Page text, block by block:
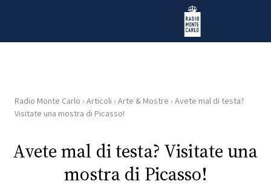
Radio Monte Carlo
HOME
RADIO
Radio Monte Carlo › Articoli › Arte & Mostre › Avete mal di testa?
Visitate una mostra di Picasso!
Avete mal di testa? Visitate una
mostra di Picasso!